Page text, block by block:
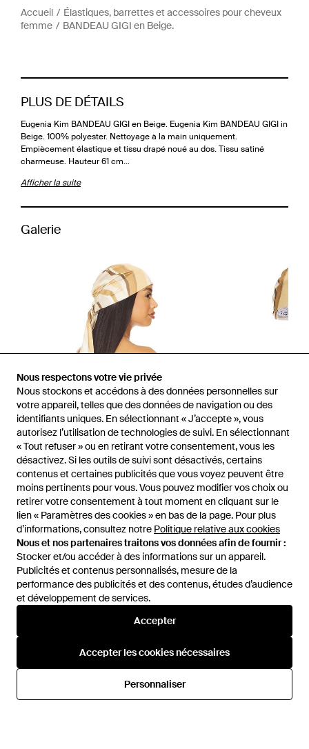
Nous respectons votre vie privée
Nous stockons et accédons à des données personnelles sur
votre appareil, telles que des données de navigation ou des
identifiants uniques. En sélectionnant « J’accepte », vous
autorisez l’utilisation de technologies de suivi. En sélectionnant
« Tout refuser » ou en retirant votre consentement, vous les
désactivez. Si les outils de suivi sont désactivés, certains
contenus et certaines publicités que vous voyez peuvent être
moins pertinents pour vous. Vous pouvez modifier vos choix ou
retirer votre consentement à tout moment en cliquant sur le
lien « Paramètres des cookies » en bas de la page. Pour plus
d’informations, consultez notre Politique relative aux cookies
Nous et nos partenaires traitons vos données afin de fournir :
Stocker et/ou accéder à des informations sur un appareil.
Publicités et contenus personnalisés, mesure de la
performance des publicités et des contenus, études d’audience
et développement de services.
Accepter
Accepter les cookies nécessaires
Personnaliser
Accueil
Élastiques, barrettes et accessoires pour cheveux
femme
BANDEAU GIGI en Beige.
PLUS DE DÉTAILS
Eugenia Kim BANDEAU GIGI en Beige. Eugenia Kim BANDEAU GIGI in
Beige. 100% polyester. Nettoyage à la main uniquement.
Empiècement élastique et tissu drapé noué au dos. Tissu satiné
charmeuse. Hauteur 61 cm…
Afficher la suite
Galerie
Vendu précédemment chez :REVOLVE
Aide et infos